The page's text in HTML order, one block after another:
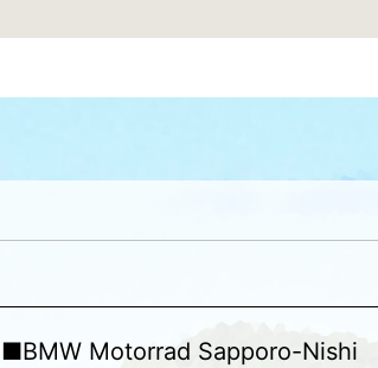
■BMW Motorrad Sapporo-Nishi